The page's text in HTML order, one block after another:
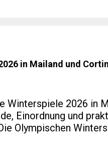
in Mailand und
Winterspiele 2026 in
Einordnung und
Olympischen